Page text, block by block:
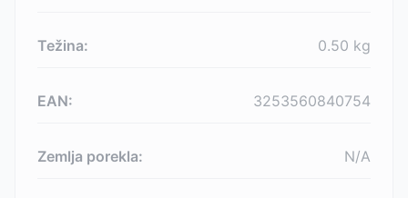
Težina: 0.50 kg
EAN: 3253560840754
Zemlja porekla: N/A